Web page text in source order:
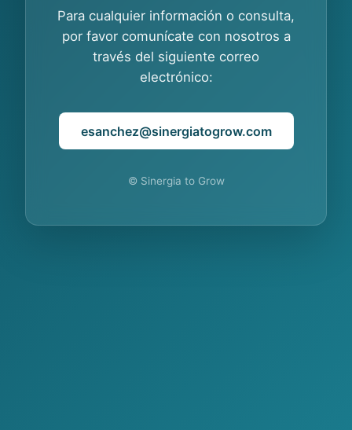
Para cualquier información o consulta,
por favor comunícate con nosotros a
través del siguiente correo
electrónico:
esanchez@sinergiatogrow.com
© Sinergia to Grow